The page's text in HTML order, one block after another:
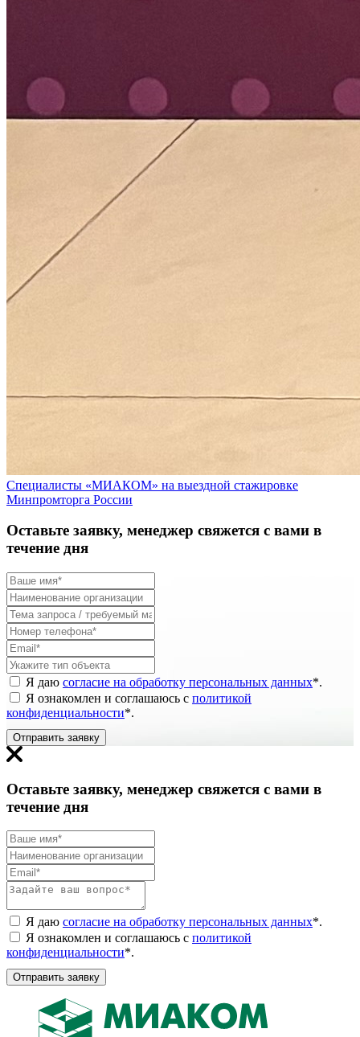
Специалисты «МИАКОМ» на выездной стажировке
Минпромторга России
Оставьте заявку, менеджер свяжется с вами в
течение дня
Я даю согласие на обработку персональных данных*.
Я ознакомлен и соглашаюсь с политикой
конфиденциальности*.
Отправить заявку
Оставьте заявку, менеджер свяжется с вами в
течение дня
Я даю согласие на обработку персональных данных*.
Я ознакомлен и соглашаюсь с политикой
конфиденциальности*.
Отправить заявку